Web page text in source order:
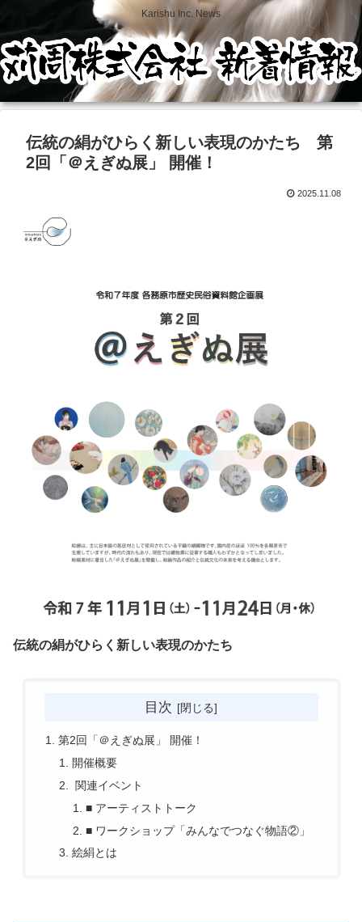
Karishu Inc. News
伝統の絹がひらく新しい表現のかたち 第
2回「＠えぎぬ展」 開催！
2025.11.08
伝統の絹がひらく新しい表現のかたち
目次
第2回「＠えぎぬ展」 開催！
開催概要
関連イベント
■ アーティストトーク
■ ワークショップ「みんなでつなぐ物語②」
絵絹とは